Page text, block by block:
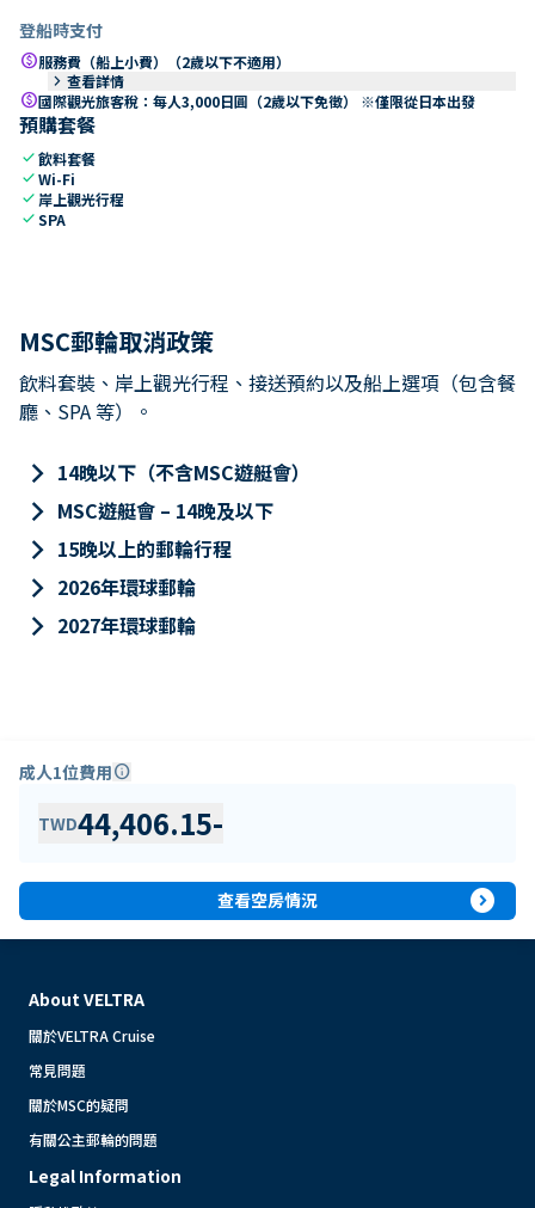
登船時支付
paid服務費（船上小費）（2歲以下不適用）
keyboard_arrow_right 查看詳情
paid國際觀光旅客稅：每人3,000日圓（2歲以下免徵） ※僅限從日本出發
預購套餐
check飲料套餐
checkWi-Fi
check 岸上觀光行程
checkSPA
MSC郵輪取消政策
飲料套裝、岸上觀光行程、接送預約以及船上選項（包含餐
廳、SPA 等）。
keyboard_arrow_right 14晚以下（不含MSC遊艇會）
keyboard_arrow_right MSC遊艇會 – 14晚及以下
keyboard_arrow_right 15晚以上的郵輪行程
keyboard_arrow_right 2026年環球郵輪
keyboard_arrow_right 2027年環球郵輪
成人1位費用info
TWD44,406.15-
查看空房情況 expand_circle_right
About VELTRA
關於VELTRA Cruise
常見問題
關於MSC的疑問
有關公主郵輪的問題
Legal Information